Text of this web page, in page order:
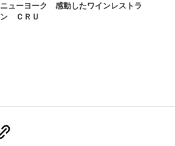
ニューヨーク 感動したワインレストラ
ン ＣＲＵ